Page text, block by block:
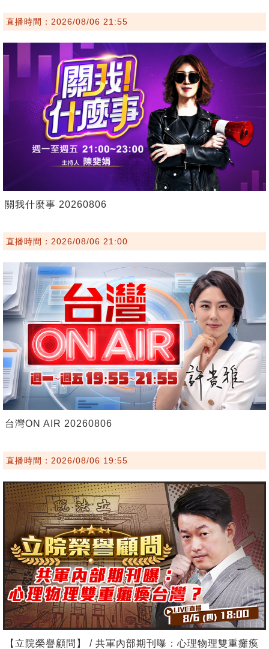
直播時間：2026/08/06 21:55
關我什麼事 20260806
直播時間：2026/08/06 21:00
台灣ON AIR 20260806
直播時間：2026/08/06 19:55
【立院榮譽顧問】 / 共軍內部期刊曝：心理物理雙重癱瘓